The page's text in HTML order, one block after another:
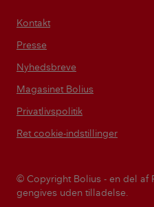
Kontakt
Presse
Nyhedsbreve
Magasinet Bolius
Privatlivspolitik
Ret cookie-indstillinger
© Copyright Bolius - en del af
gengives uden tilladelse.